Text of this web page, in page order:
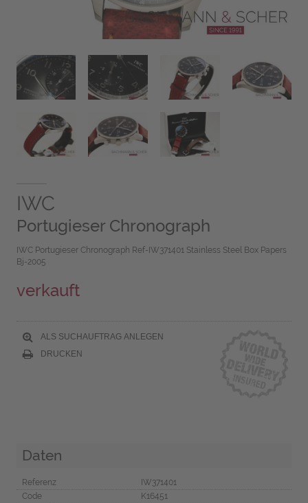
IWC
Portugieser Chronograph
IWC Portugieser Chronograph Ref-IW371401 Stainless Steel Box Papers
Bj-2005
verkauft
ALS SUCHAUFTRAG ANLEGEN
DRUCKEN
Daten
Referenz
IW371401
Code
K16451